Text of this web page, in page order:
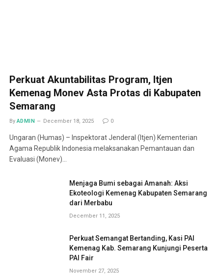
Perkuat Akuntabilitas Program, Itjen
Kemenag Monev Asta Protas di Kabupaten
Semarang
By ADMIN December 18, 2025 0
Ungaran (Humas) – Inspektorat Jenderal (Itjen) Kementerian
Agama Republik Indonesia melaksanakan Pemantauan dan
Evaluasi (Monev)…
Menjaga Bumi sebagai Amanah: Aksi
Ekoteologi Kemenag Kabupaten Semarang
dari Merbabu
December 11, 2025
Perkuat Semangat Bertanding, Kasi PAI
Kemenag Kab. Semarang Kunjungi Peserta
PAI Fair
November 27, 2025